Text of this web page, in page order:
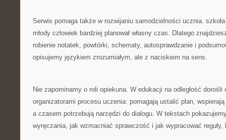
Serwis pomaga także w rozwijaniu samodzielności ucznia.
młody człowiek bardziej planował własny czas. Dlatego
robienie notatek, powtórki, schematy, autosprawdzanie i
opisujemy językiem zrozumiałym, ale z naciskiem na sens.
Nie zapominamy o roli opiekuna. W edukacji na odległość
organizatorami procesu uczenia: pomagają ustalić plan,
a czasem potrzebują narzędzi do dialogu. W tekstach
wyręczania, jak wzmacniać sprawczość i jak wypracować reguły,